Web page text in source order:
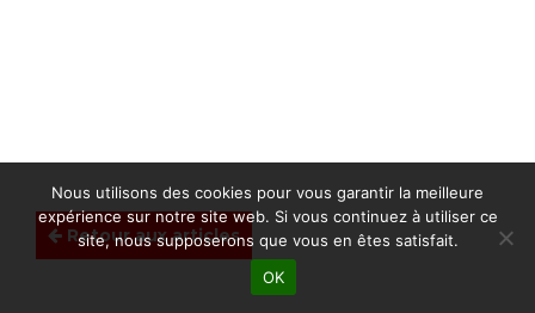
Retour aux articles
Nous utilisons des cookies pour vous garantir la meilleure
expérience sur notre site web. Si vous continuez à utiliser ce
site, nous supposerons que vous en êtes satisfait.
OK